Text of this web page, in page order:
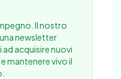
Il nostro
newsletter
acquisire nuovi
mantenere vivo il